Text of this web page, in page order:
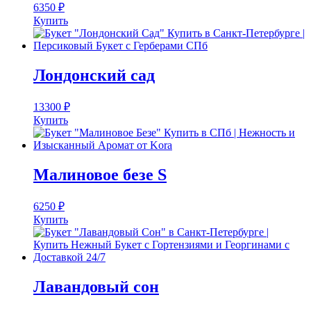
6350 ₽
Купить
Лондонский сад
13300 ₽
Купить
Малиновое безе S
6250 ₽
Купить
Лавандовый сон